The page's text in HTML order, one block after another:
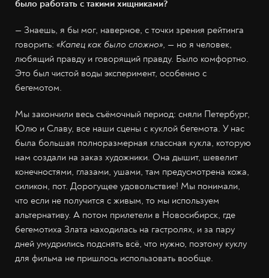
было работать с такими хищниками?
— Знаешь, я бы мог, наверное, с точки зрения рейтинга
говорить: «Капец как было сложно», — но я человек,
любящий правду и говорящий правду. Было комфортно.
Это был чистой воды эксперимент, особенно с
бегемотом.
Мы закончили весь съёмочный период: сняли Петербург,
Юлю и Славу, все наши сцены с куклой бегемота. У нас
была большая полноразмерная классная кукла, которую
нам создали на заказ художники. Она дышит, шевелит
конечностями, глазами, ушами, там предусмотрена кожа,
силикон, пот. Дорогущее удовольствие! Мы понимали,
что если не получится с живым, то мы используем
альтернативу. А потом прилетели в Новосибирск, где
бегемотиха Злата находилась на гастролях, и за пару
дней умудрились подснять всё, что нужно, поэтому куклу
для фильма не пришлось использовать вообще.